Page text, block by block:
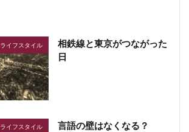
ライフスタイル
相鉄線と東京がつながった
日
ライフスタイル
言語の壁はなくなる？